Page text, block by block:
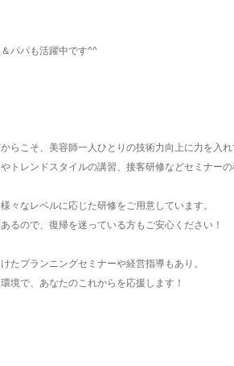
パパも活躍中です^^
らこそ、美容師一人ひとりの技術力向上に力を入れ
トレンドスタイルの講習、接客研修などセミナー
々なレベルに応じた研修をご用意しています。
るので、復帰を迷っている方もご安心ください！
たプランニングセミナーや経営指導もあり。
境で、あなたのこれからを応援します！